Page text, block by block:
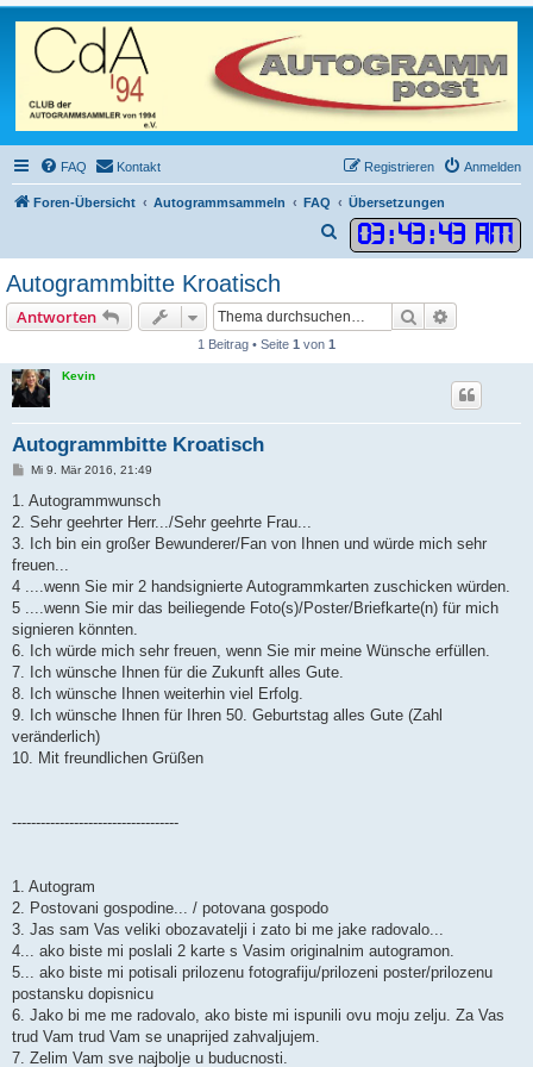
FAQ Kontakt Anmelden
Registrieren
Foren-Übersicht Autogrammsammeln FAQ Übersetzungen
03:43:43 AM
u
h
Autogrammbitte Kroatisch
Antworten Suche
1 Beitrag • Seite 1 von 1
Kevin
Autogrammbitte Kroatisch
B
a
Mi 9. Mär 2016, 21:49
1. Autogrammwunsch
2. Sehr geehrter Herr.../Sehr geehrte Frau...
3. Ich bin ein großer Bewunderer/Fan von Ihnen und würde mich sehr
freuen...
4 ....wenn Sie mir 2 handsignierte Autogrammkarten zuschicken würden.
5 ....wenn Sie mir das beiliegende Foto(s)/Poster/Briefkarte(n) für mich
signieren könnten.
6. Ich würde mich sehr freuen, wenn Sie mir meine Wünsche erfüllen.
7. Ich wünsche Ihnen für die Zukunft alles Gute.
8. Ich wünsche Ihnen weiterhin viel Erfolg.
9. Ich wünsche Ihnen für Ihren 50. Geburtstag alles Gute (Zahl
veränderlich)
10. Mit freundlichen Grüßen
-----------------------------------
1. Autogram
2. Postovani gospodine... / potovana gospodo
3. Jas sam Vas veliki obozavatelji i zato bi me jake radovalo...
4... ako biste mi poslali 2 karte s Vasim originalnim autogramon.
5... ako biste mi potisali prilozenu fotografiju/prilozeni poster/prilozenu
postansku dopisnicu
6. Jako bi me me radovalo, ako biste mi ispunili ovu moju zelju. Za Vas
trud Vam trud Vam se unaprijed zahvaljujem.
7. Zelim Vam sve najbolje u buducnosti.